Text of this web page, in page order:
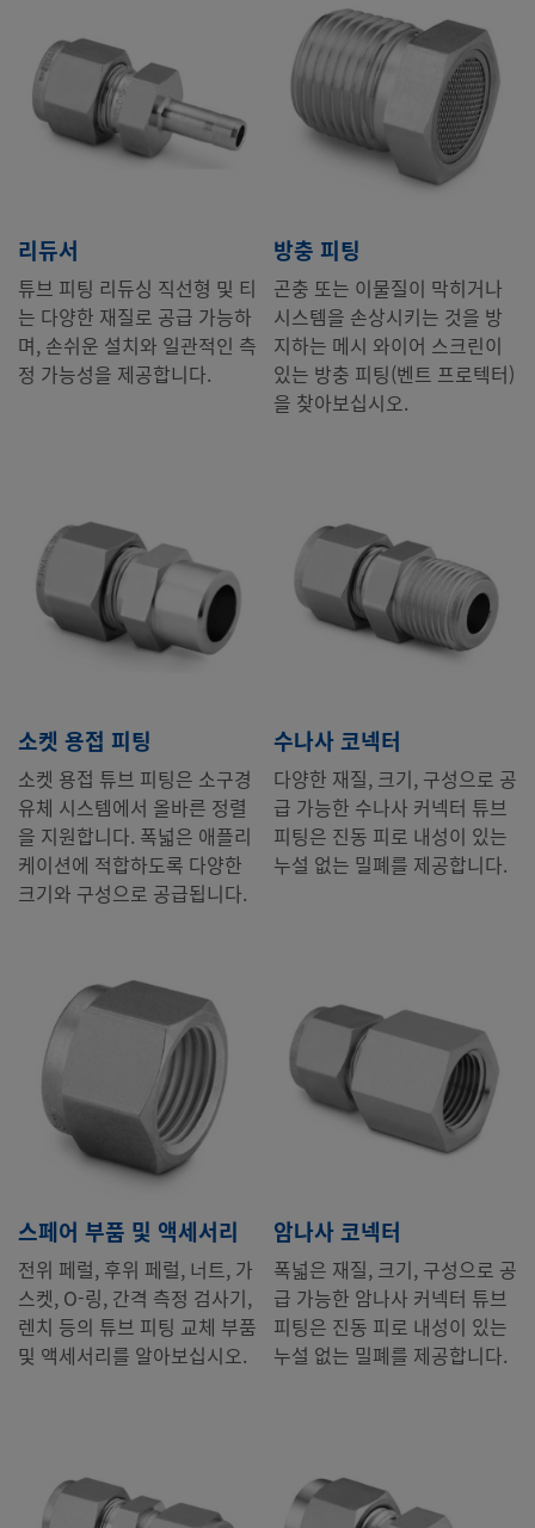
리듀서
튜브 피팅 리듀싱 직선형 및 티
는 다양한 재질로 공급 가능하
며, 손쉬운 설치와 일관적인 측
정 가능성을 제공합니다.
방충 피팅
곤충 또는 이물질이 막히거나
시스템을 손상시키는 것을 방
지하는 메시 와이어 스크린이
있는 방충 피팅(벤트 프로텍터)
을 찾아보십시오.
소켓 용접 피팅
소켓 용접 튜브 피팅은 소구경
유체 시스템에서 올바른 정렬
을 지원합니다. 폭넓은 애플리
케이션에 적합하도록 다양한
크기와 구성으로 공급됩니다.
수나사 코넥터
다양한 재질, 크기, 구성으로 공
급 가능한 수나사 커넥터 튜브
피팅은 진동 피로 내성이 있는
누설 없는 밀폐를 제공합니다.
스페어 부품 및 액세서리
전위 페럴, 후위 페럴, 너트, 가
스켓, O-링, 간격 측정 검사기,
렌치 등의 튜브 피팅 교체 부품
및 액세서리를 알아보십시오.
암나사 코넥터
폭넓은 재질, 크기, 구성으로 공
급 가능한 암나사 커넥터 튜브
피팅은 진동 피로 내성이 있는
누설 없는 밀폐를 제공합니다.